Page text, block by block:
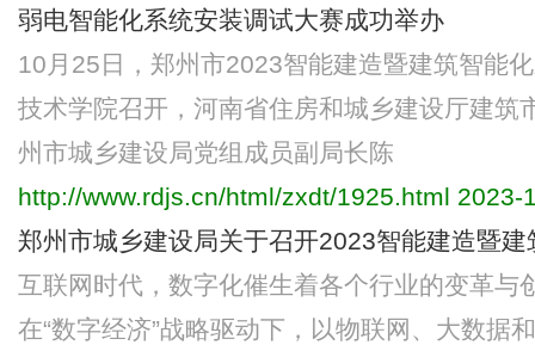
弱电智能化系统安装调试大赛成功举办
10月25日，郑州市2023智能建造暨建筑智能
技术学院召开，河南省住房和城乡建设厅建筑
州市城乡建设局党组成员副局长陈
http://www.rdjs.cn/html/zxdt/1925.html 2023-
郑州市城乡建设局关于召开2023智能建造暨
互联网时代，数字化催生着各个行业的变革与
在“数字经济”战略驱动下，以物联网、大数据